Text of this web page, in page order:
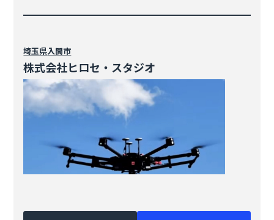
埼玉県入間市
株式会社ヒロセ・スタジオ